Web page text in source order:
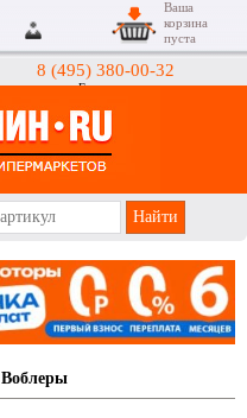
8 (495) 380-00-32
Гипермаркеты
Ваша
корзина
пуста
Воблеры